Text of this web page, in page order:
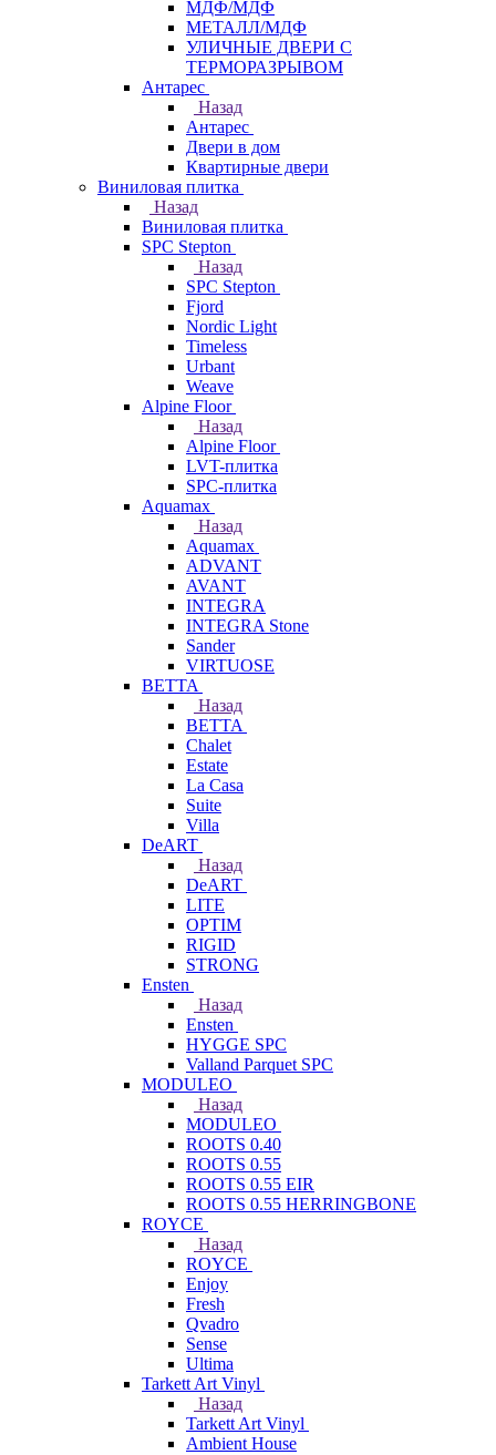
МДФ/МДФ
МЕТАЛЛ/МДФ
УЛИЧНЫЕ ДВЕРИ С
ТЕРМОРАЗРЫВОМ
Антарес
Назад
Антарес
Двери в дом
Квартирные двери
Виниловая плитка
Назад
Виниловая плитка
SPC Stepton
Назад
SPC Stepton
Fjord
Nordic Light
Timeless
Urbant
Weave
Alpine Floor
Назад
Alpine Floor
LVT-плитка
SPC-плитка
Aquamax
Назад
Aquamax
ADVANT
AVANT
INTEGRA
INTEGRA Stone
Sander
VIRTUOSE
BETTA
Назад
BETTA
Chalet
Estate
La Casa
Suite
Villa
DeART
Назад
DeART
LITE
OPTIM
RIGID
STRONG
Ensten
Назад
Ensten
HYGGE SPC
Valland Parquet SPC
MODULEO
Назад
MODULEO
ROOTS 0.40
ROOTS 0.55
ROOTS 0.55 EIR
ROOTS 0.55 HERRINGBONE
ROYCE
Назад
ROYCE
Enjoy
Fresh
Qvadro
Sense
Ultima
Tarkett Art Vinyl
Назад
Tarkett Art Vinyl
Ambient House